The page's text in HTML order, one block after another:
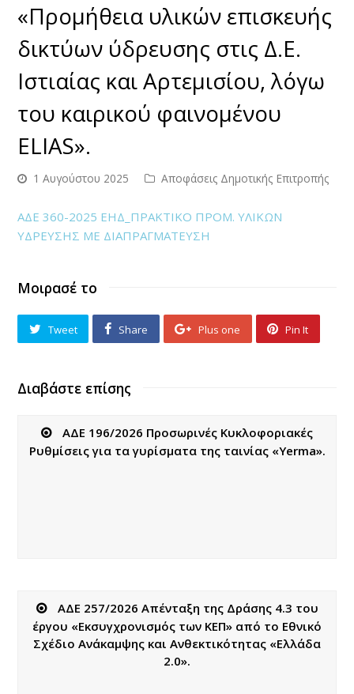
«Προμήθεια υλικών επισκευής
δικτύων ύδρευσης στις Δ.Ε.
Ιστιαίας και Αρτεμισίου, λόγω
του καιρικού φαινομένου
ELIAS».
1 Αυγούστου 2025 Αποφάσεις Δημοτικής Επιτροπής
ΑΔΕ 360-2025 ΕΗΔ_ΠΡΑΚΤΙΚΟ ΠΡΟΜ. ΥΛΙΚΩΝ
ΥΔΡΕΥΣΗΣ ΜΕ ΔΙΑΠΡΑΓΜΑΤΕΥΣΗ
Μοιρασέ το
Tweet Share Plus one Pin It
Διαβάστε επίσης
ΑΔΕ 196/2026 Προσωρινές Κυκλοφοριακές
Ρυθμίσεις για τα γυρίσματα της ταινίας «Yerma».
ΑΔΕ 257/2026 Απένταξη της Δράσης 4.3 του
έργου «Εκσυγχρονισμός των ΚΕΠ» από το Εθνικό
Σχέδιο Ανάκαμψης και Ανθεκτικότητας «Ελλάδα
2.0».